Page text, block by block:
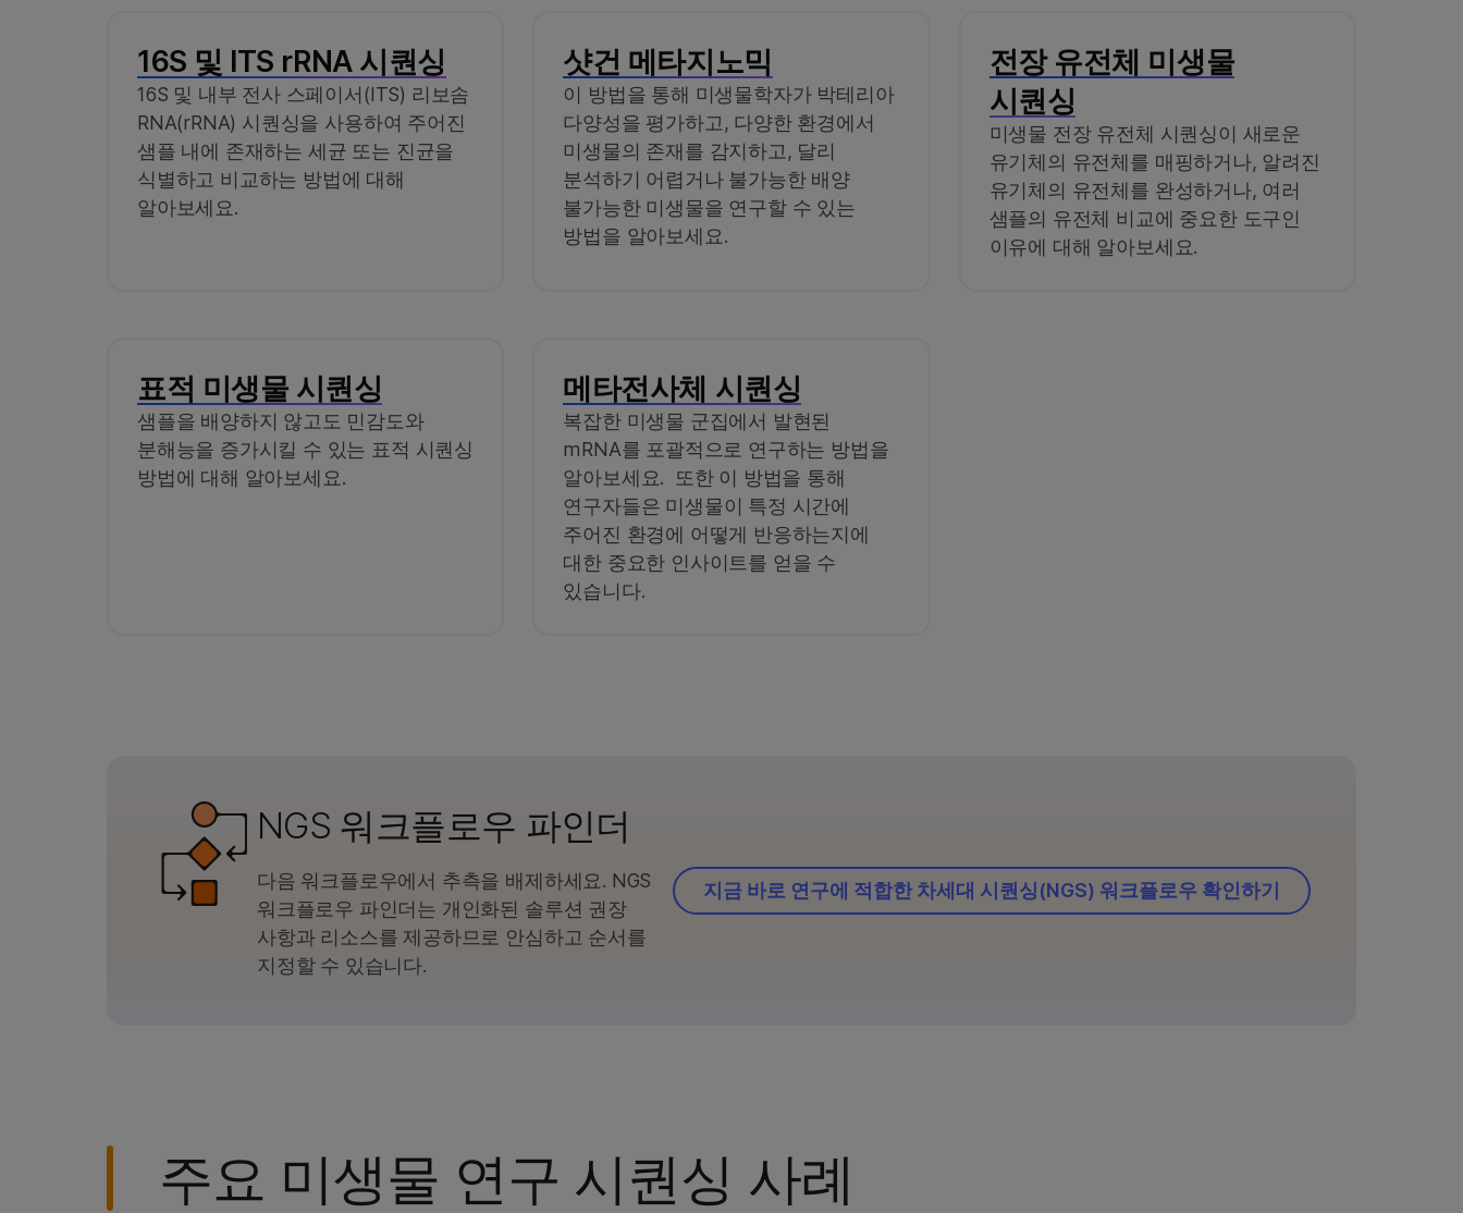
16S 및 ITS rRNA 시퀀싱
16S 및 내부 전사 스페이서(ITS) 리보솜
RNA(rRNA) 시퀀싱을 사용하여 주어진
샘플 내에 존재하는 세균 또는 진균을
식별하고 비교하는 방법에 대해
알아보세요.
샷건 메타지노믹
이 방법을 통해 미생물학자가 박테리아
다양성을 평가하고, 다양한 환경에서
미생물의 존재를 감지하고, 달리
분석하기 어렵거나 불가능한 배양
불가능한 미생물을 연구할 수 있는
방법을 알아보세요.
전장 유전체 미생물
시퀀싱
미생물 전장 유전체 시퀀싱이 새로운
유기체의 유전체를 매핑하거나, 알려진
유기체의 유전체를 완성하거나, 여러
샘플의 유전체 비교에 중요한 도구인
이유에 대해 알아보세요.
표적 미생물 시퀀싱
샘플을 배양하지 않고도 민감도와
분해능을 증가시킬 수 있는 표적 시퀀싱
방법에 대해 알아보세요.
메타전사체 시퀀싱
복잡한 미생물 군집에서 발현된
mRNA를 포괄적으로 연구하는 방법을
알아보세요. 또한 이 방법을 통해
연구자들은 미생물이 특정 시간에
주어진 환경에 어떻게 반응하는지에
대한 중요한 인사이트를 얻을 수
있습니다.
NGS 워크플로우 파인더
다음 워크플로우에서 추측을 배제하세요. NGS
워크플로우 파인더는 개인화된 솔루션 권장
사항과 리소스를 제공하므로 안심하고 순서를
지정할 수 있습니다.
지금 바로 연구에 적합한 차세대 시퀀싱(NGS) 워크플로우 확인하기
주요 미생물 연구 시퀀싱 사례